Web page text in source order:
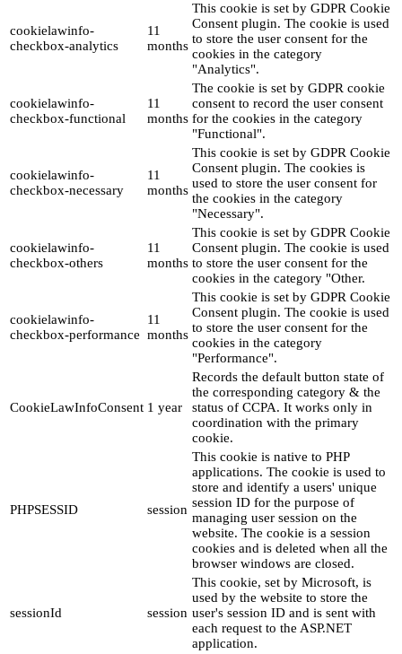
cookielawinfo-
checkbox-analytics
11
months
This cookie is set by GDPR Cookie
Consent plugin. The cookie is used
to store the user consent for the
cookies in the category
"Analytics".
cookielawinfo-
checkbox-functional
11
months
The cookie is set by GDPR cookie
consent to record the user consent
for the cookies in the category
"Functional".
cookielawinfo-
checkbox-necessary
11
months
This cookie is set by GDPR Cookie
Consent plugin. The cookies is
used to store the user consent for
the cookies in the category
"Necessary".
cookielawinfo-
checkbox-others
11
months
This cookie is set by GDPR Cookie
Consent plugin. The cookie is used
to store the user consent for the
cookies in the category "Other.
cookielawinfo-
checkbox-performance
11
months
This cookie is set by GDPR Cookie
Consent plugin. The cookie is used
to store the user consent for the
cookies in the category
"Performance".
CookieLawInfoConsent 1 year
Records the default button state of
the corresponding category & the
status of CCPA. It works only in
coordination with the primary
cookie.
PHPSESSID session
This cookie is native to PHP
applications. The cookie is used to
store and identify a users' unique
session ID for the purpose of
managing user session on the
website. The cookie is a session
cookies and is deleted when all the
browser windows are closed.
sessionId session
This cookie, set by Microsoft, is
used by the website to store the
user's session ID and is sent with
each request to the ASP.NET
application.